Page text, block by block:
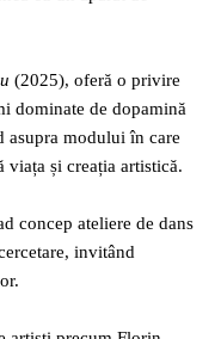
(2025), oferă o privire
dominate de dopamină
modului în care
viața și creația artistică.
concep ateliere de dans
invitând